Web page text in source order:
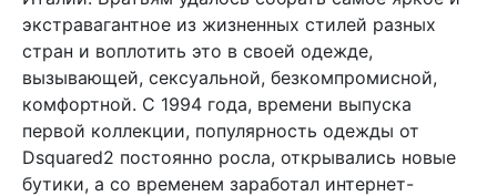
экстравагантное из жизненных стилей разных
стран и воплотить это в своей одежде,
вызывающей, сексуальной, безкомпромисной,
комфортной. С 1994 года, времени выпуска
первой коллекции, популярность одежды от
Dsquared2 постоянно росла, открывались новые
бутики, а со временем заработал интернет-